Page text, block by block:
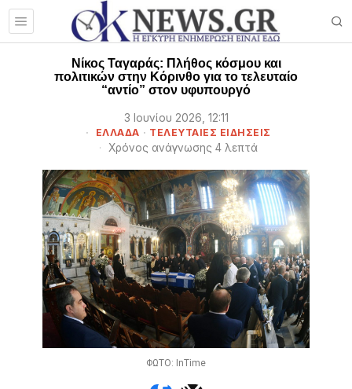
Νίκος Ταγαράς: Πλήθος κόσμου και
πολιτικών στην Κόρινθο για το τελευταίο
“αντίο” στον υφυπουργό
3 Ιουνίου 2026, 12:11
ΕΛΛΑΔΑ · ΤΕΛΕΥΤΑΙΕΣ ΕΙΔΗΣΕΙΣ
Χρόνος ανάγνωσης 4 λεπτά
ΦΩΤΟ: InTime